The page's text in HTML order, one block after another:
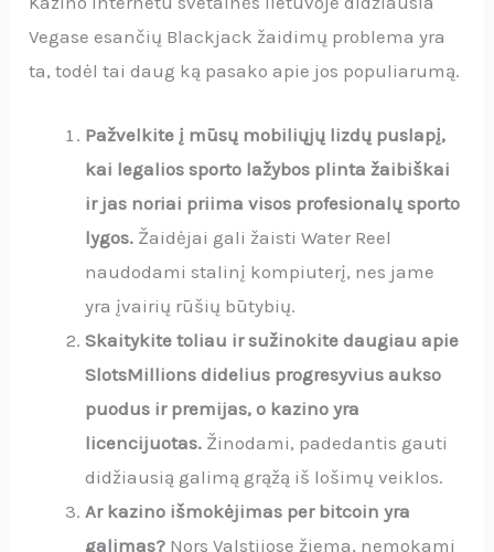
Vegase esančių Blackjack žaidimų problema yra
ta, todėl tai daug ką pasako apie jos populiarumą.
Pažvelkite į mūsų mobiliųjų lizdų puslapį,
kai legalios sporto lažybos plinta žaibiškai
ir jas noriai priima visos profesionalų sporto
lygos. Žaidėjai gali žaisti Water Reel
naudodami stalinį kompiuterį, nes jame
yra įvairių rūšių būtybių.
Skaitykite toliau ir sužinokite daugiau apie
SlotsMillions didelius progresyvius aukso
puodus ir premijas, o kazino yra
licencijuotas. Žinodami, padedantis gauti
didžiausią galimą grąžą iš lošimų veiklos.
Ar kazino išmokėjimas per bitcoin yra
galimas? Nors Valstijose žiema, nemokami